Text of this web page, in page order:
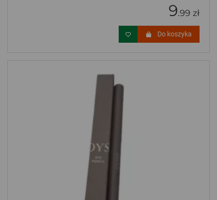
9.99 zł
Do koszyka